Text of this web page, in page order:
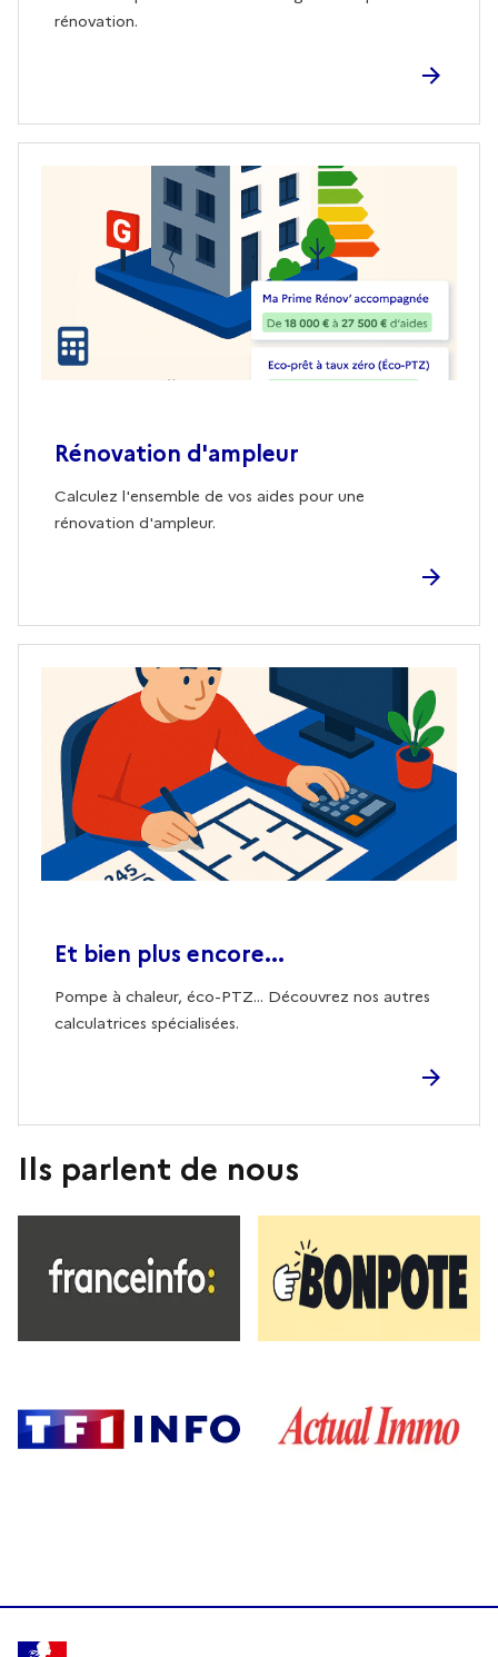
rénovation.
Rénovation d'ampleur
Calculez l'ensemble de vos aides pour une
rénovation d'ampleur.
Et bien plus encore...
Pompe à chaleur, éco-PTZ... Découvrez nos autres
calculatrices spécialisées.
Ils parlent de nous